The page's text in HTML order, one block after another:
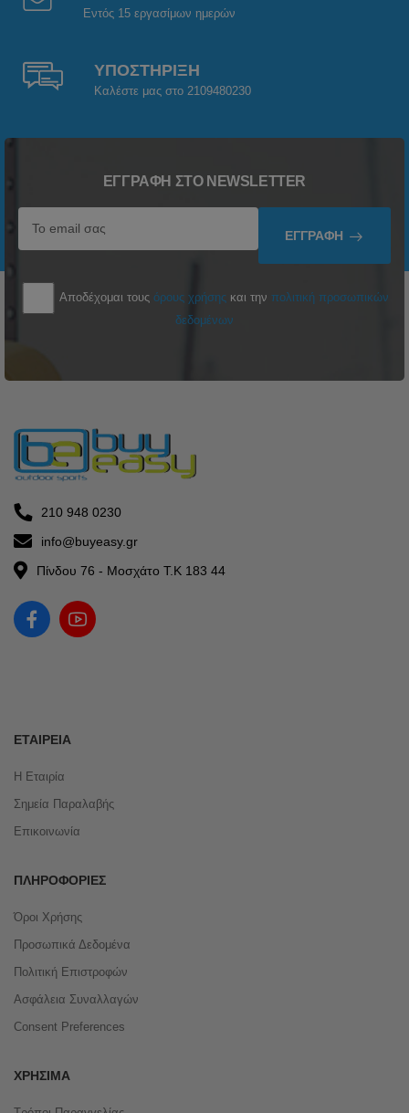
Εντός 15 εργασίμων ημερών
ΥΠΟΣΤΗΡΙΞΗ
Καλέστε μας στο 2109480230
ΕΓΓΡΑΦΉ ΣΤΟ NEWSLETTER
ΕΓΓΡΑΦΉ
Αποδέχομαι τους όρους χρήσης και την πολιτική προσωπικών
δεδομένων
210 948 0230
info@buyeasy.gr
Πίνδου 76 - Μοσχάτο Τ.Κ 183 44
ΕΤΑΙΡΕΊΑ
Η Εταιρία
Σημεία Παραλαβής
Επικοινωνία
ΠΛΗΡΟΦΟΡΊΕΣ
Όροι Χρήσης
Προσωπικά Δεδομένα
Πολιτική Επιστροφών
Ασφάλεια Συναλλαγών
Consent Preferences
ΧΡΉΣΙΜΑ